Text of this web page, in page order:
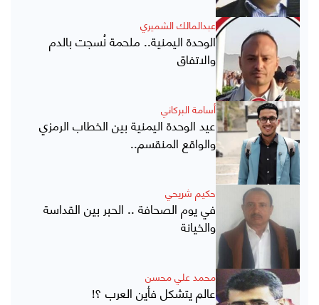
عبدالمالك الشميري
الوحدة اليمنية.. ملحمة نُسجت بالدم
والاتفاق
أسامة البركاني
عيد الوحدة اليمنية بين الخطاب الرمزي
والواقع المنقسم..
حكيم شريحي
في يوم الصحافة .. الحبر بين القداسة
والخيانة
محمد علي محسن
عالم يتشكل فأين العرب ؟!